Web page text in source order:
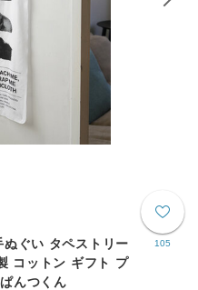
105
ぐい タペストリー
コットン ギフト プ
んつくん